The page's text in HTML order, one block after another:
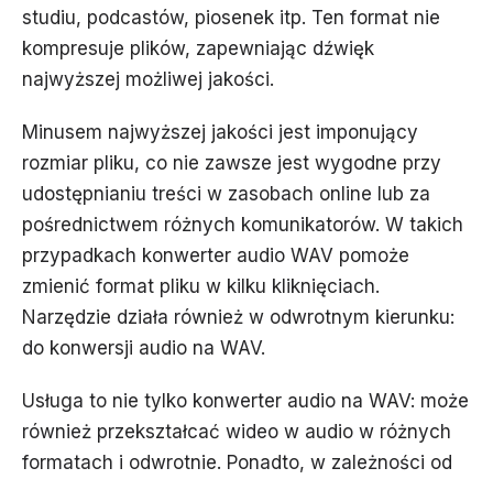
studiu, podcastów, piosenek itp. Ten format nie
kompresuje plików, zapewniając dźwięk
najwyższej możliwej jakości.
Minusem najwyższej jakości jest imponujący
rozmiar pliku, co nie zawsze jest wygodne przy
udostępnianiu treści w zasobach online lub za
pośrednictwem różnych komunikatorów. W takich
przypadkach konwerter audio WAV pomoże
zmienić format pliku w kilku kliknięciach.
Narzędzie działa również w odwrotnym kierunku:
do konwersji audio na WAV.
Usługa to nie tylko konwerter audio na WAV: może
również przekształcać wideo w audio w różnych
formatach i odwrotnie. Ponadto, w zależności od